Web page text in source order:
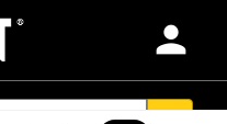
person